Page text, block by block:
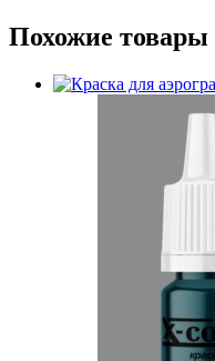
Похожие товары